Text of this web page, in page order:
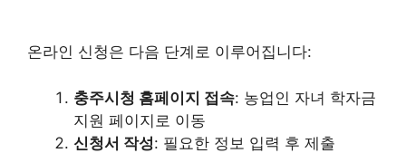
온라인 신청은 다음 단계로 이루어집니다:
충주시청 홈페이지 접속: 농업인 자녀 학자금
지원 페이지로 이동
신청서 작성: 필요한 정보 입력 후 제출